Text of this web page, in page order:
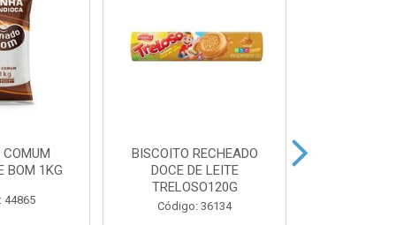
BOM 1KG
44865
BISCOITO RECHEADO
DOCE DE LEITE
TRELOSO120G
Código: 36134